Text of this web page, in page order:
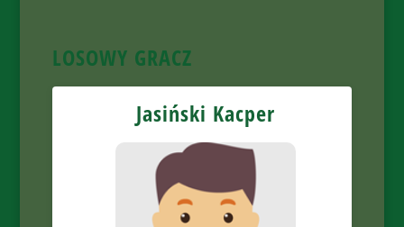
LOSOWY GRACZ
Jasiński Kacper